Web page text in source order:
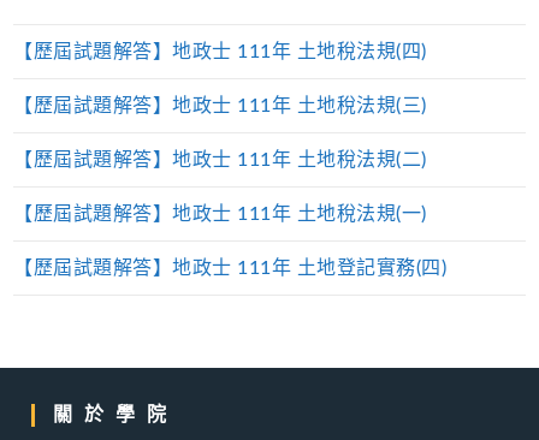
【歷屆試題解答】地政士 111年 土地稅法規(四)
【歷屆試題解答】地政士 111年 土地稅法規(三)
【歷屆試題解答】地政士 111年 土地稅法規(二)
【歷屆試題解答】地政士 111年 土地稅法規(一)
【歷屆試題解答】地政士 111年 土地登記實務(四)
關於學院